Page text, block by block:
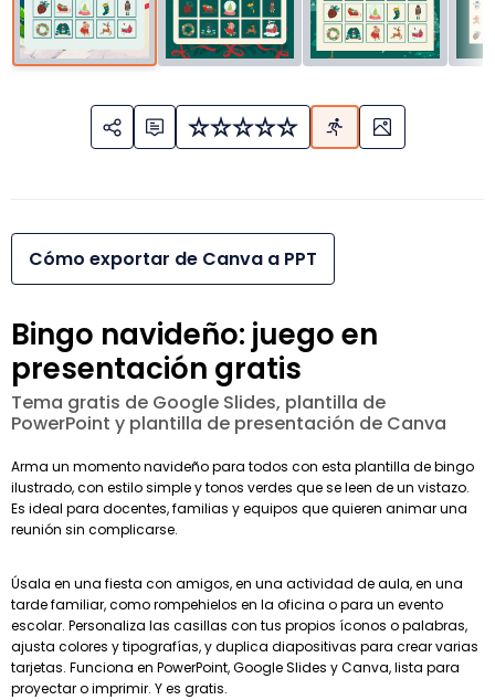
Cómo exportar de Canva a PPT
Bingo navideño: juego en
presentación gratis
Tema gratis de Google Slides, plantilla de
PowerPoint y plantilla de presentación de Canva
Arma un momento navideño para todos con esta plantilla de bingo
ilustrado, con estilo simple y tonos verdes que se leen de un vistazo.
Es ideal para docentes, familias y equipos que quieren animar una
reunión sin complicarse.
Úsala en una fiesta con amigos, en una actividad de aula, en una
tarde familiar, como rompehielos en la oficina o para un evento
escolar. Personaliza las casillas con tus propios íconos o palabras,
ajusta colores y tipografías, y duplica diapositivas para crear varias
tarjetas. Funciona en PowerPoint, Google Slides y Canva, lista para
proyectar o imprimir. Y es gratis.